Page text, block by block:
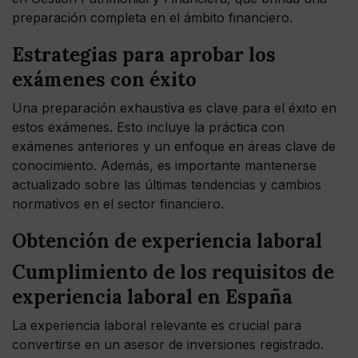
preparación completa en el ámbito financiero.
Estrategias para aprobar los
exámenes con éxito
Una preparación exhaustiva es clave para el éxito en
estos exámenes. Esto incluye la práctica con
exámenes anteriores y un enfoque en áreas clave de
conocimiento. Además, es importante mantenerse
actualizado sobre las últimas tendencias y cambios
normativos en el sector financiero.
Obtención de experiencia laboral
Cumplimiento de los requisitos de
experiencia laboral en España
La experiencia laboral relevante es crucial para
convertirse en un asesor de inversiones registrado.